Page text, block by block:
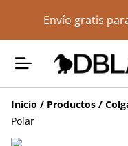
Envío gratis
Inicio / Productos /
Polar